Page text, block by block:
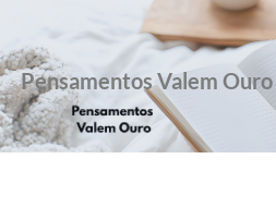
Pensamentos Valem Ouro